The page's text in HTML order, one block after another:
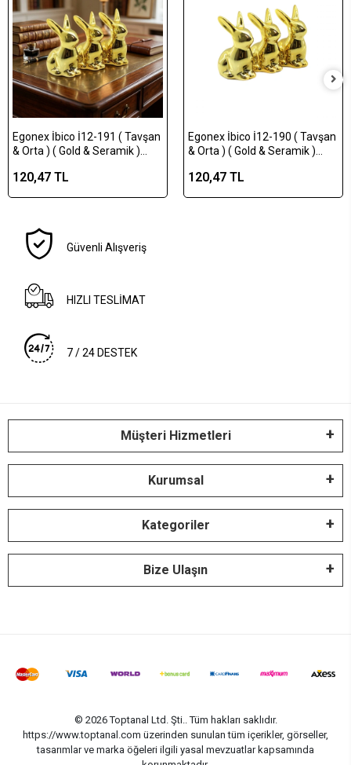
Egonex İbico İ12-191 ( Tavşan
& Orta ) ( Gold & Seramik )
Eşyası*12x12
120,47 TL
Egonex İbico İ12-190 ( Tavşan
& Orta ) ( Gold & Seramik )
Eşyası*12x16
120,47 TL
Güvenli Alışveriş
HIZLI TESLİMAT
7 / 24 DESTEK
Müşteri Hizmetleri
Kurumsal
Kategoriler
Bize Ulaşın
© 2026 Toptanal Ltd. Şti.. Tüm hakları saklıdır.
https://www.toptanal.com üzerinden sunulan tüm içerikler, görseller,
tasarımlar ve marka öğeleri ilgili yasal mevzuatlar kapsamında